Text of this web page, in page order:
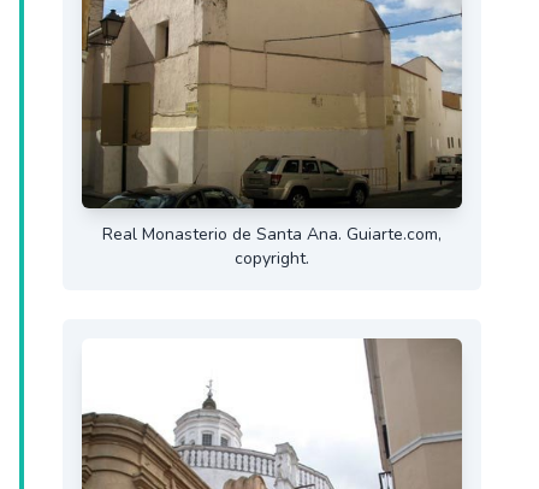
Real Monasterio de Santa Ana. Guiarte.com,
copyright.